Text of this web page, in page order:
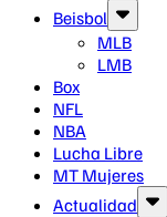
Beisbol
MLB
LMB
Box
NFL
NBA
Lucha Libre
MT Mujeres
Actualidad